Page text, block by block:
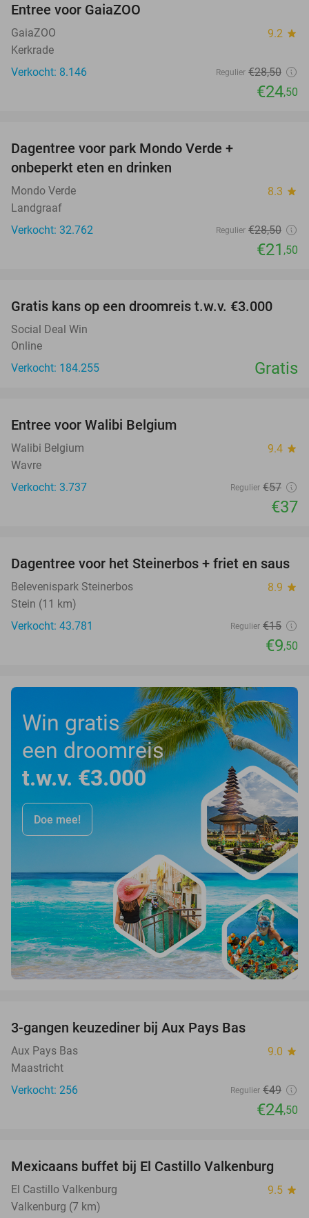
Entree voor GaiaZOO
GaiaZOO 9.2 star
Kerkrade
Verkocht: 8.146
Regulier €28,50
€24,50
Dagentree voor park Mondo Verde +
onbeperkt eten en drinken
Mondo Verde 8.3 star
Landgraaf
Verkocht: 32.762
Regulier €28,50
€21 ,50
Gratis kans op een droomreis t.w.v. €3.000
Social Deal Win
Online
Verkocht: 184.255
Gratis
Entree voor Walibi Belgium
Walibi Belgium 9.4 star
Wavre
Verkocht: 3.737
Regulier €57
€37
37%
Dagentree voor het Steinerbos + friet en saus
Belevenispark Steinerbos 8.9 star
Stein (11 km)
Verkocht: 43.781
Regulier €15
€9,50
Win gratis
een droomreis
t.w.v. €3.000
Doe mee!
3-gangen keuzediner bij Aux Pays Bas
Aux Pays Bas 9.0 star
Maastricht
Verkocht: 256
Regulier €49
€24,50
24%
Mexicaans buffet bij El Castillo Valkenburg
El Castillo Valkenburg 9.5 star
Valkenburg (7 km)